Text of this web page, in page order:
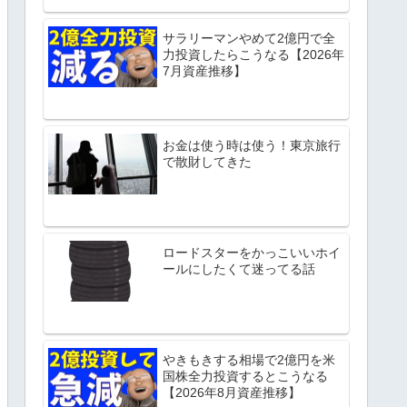
サラリーマンやめて2億円で全
力投資したらこうなる【2026年
7月資産推移】
お金は使う時は使う！東京旅行
で散財してきた
ロードスターをかっこいいホイ
ールにしたくて迷ってる話
やきもきする相場で2億円を米
国株全力投資するとこうなる
【2026年8月資産推移】